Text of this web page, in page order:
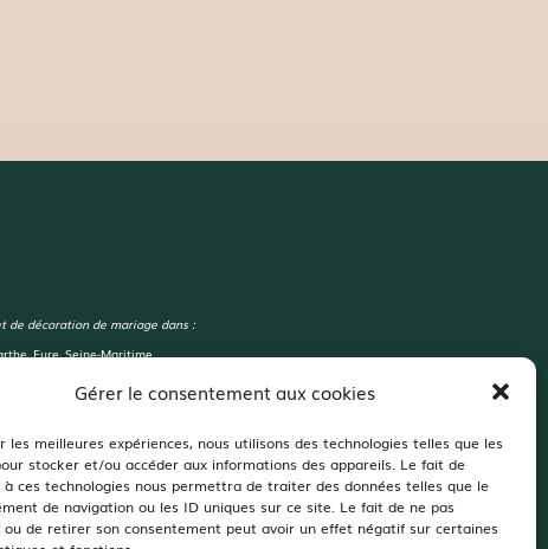
Gérer le consentement aux cookies
les meilleures expériences, nous utilisons des technologies telles que les
stocker et/ou accéder aux informations des appareils. Le fait de
ces technologies nous permettra de traiter des données telles que le
de navigation ou les ID uniques sur ce site. Le fait de ne pas
ou de retirer son consentement peut avoir un effet négatif sur certaines
de décoration de mariage dans :
Eure, Seine-Maritime
de Chivré, Domaine d’Aslan, Domaine du Bois d’Avoine,
des Tours Vauquelin, Domaine de Ronsard, Château des
Moulin de Bully,Manoir de Carabillon, La Grange 1868…
Oui!